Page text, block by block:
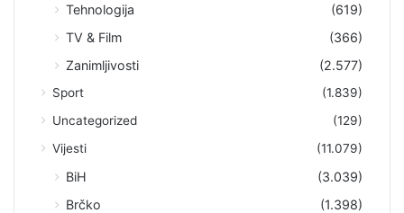
Tehnologija
(619)
TV & Film
(366)
Zanimljivosti
(2.577)
Sport
(1.839)
Uncategorized
(129)
Vijesti
(11.079)
BiH
(3.039)
Brčko
(1.398)